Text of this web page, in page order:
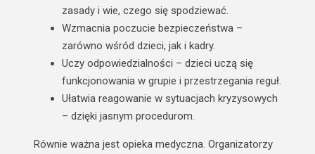
zasady i wie, czego się spodziewać.
Wzmacnia poczucie bezpieczeństwa –
zarówno wśród dzieci, jak i kadry.
Uczy odpowiedzialności – dzieci uczą się
funkcjonowania w grupie i przestrzegania reguł.
Ułatwia reagowanie w sytuacjach kryzysowych
– dzięki jasnym procedurom.
Równie ważna jest opieka medyczna. Organizatorzy